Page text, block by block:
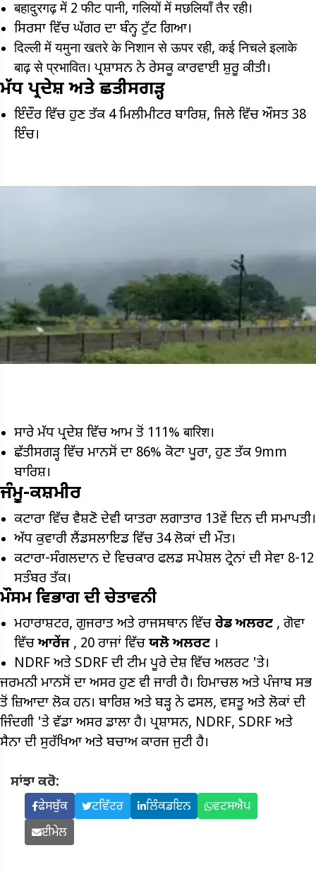
बहादुरगढ़ में 2 फीट पानी, गलियों में मछलियाँ तैर रही।
ਸਿਰਸਾ ਵਿੱਚ ਘੱਗਰ ਦਾ ਬੰਨ੍ਹ ਟੁੱਟ ਗਿਆ।
दिल्ली में यमुना खतरे के निशान से ऊपर रही, कई निचले इलाके
बाढ़ से प्रभावित। ਪ੍ਰਸ਼ਾਸਨ ਨੇ ਰੇਸਕੂ ਕਾਰਵਾਈ ਸ਼ੁਰੂ ਕੀਤੀ।
ਮੱਧ ਪ੍ਰਦੇਸ਼ ਅਤੇ ਛਤੀਸਗੜ੍ਹ
ਇੰਦੌਰ ਵਿੱਚ ਹੁਣ ਤੱਕ 4 ਮਿਲੀਮੀਟਰ ਬਾਰਿਸ਼, ਜਿਲੇ ਵਿੱਚ ਔਸਤ 38
ਇੰਚ।
ਸਾਰੇ ਮੱਧ ਪ੍ਰਦੇਸ਼ ਵਿੱਚ ਆਮ ਤੋਂ 111% बारिश।
ਛੱਤੀਸਗੜ੍ਹ ਵਿੱਚ ਮਾਨਸੋਂ ਦਾ 86% ਕੋਟਾ ਪੂਰਾ, ਹੁਣ ਤੱਕ 9mm
ਬਾਰਿਸ਼।
ਜੰਮੂ-ਕਸ਼ਮੀਰ
ਕਟਾਰਾ ਵਿੱਚ ਵੈਸ਼ਣੋ ਦੇਵੀ ਯਾਤਰਾ ਲਗਾਤਾਰ 13ਵੇਂ ਦਿਨ ਦੀ ਸਮਾਪਤੀ।
ਅੱਧ ਕੁਵਾਰੀ ਲੈਂਡਸਲਾਇਡ ਵਿੱਚ 34 ਲੋਕਾਂ ਦੀ ਮੌਤ।
ਕਟਾਰਾ-ਸੰਗਲਦਾਨ ਦੇ ਵਿਚਕਾਰ ਫਲਡ ਸਪੇਸ਼ਲ ਟ੍ਰੇਨਾਂ ਦੀ ਸੇਵਾ 8-12
ਸਤੰਬਰ ਤੱਕ।
ਮੌਸਮ ਵਿਭਾਗ ਦੀ ਚੇਤਾਵਨੀ
ਮਹਾਰਾਸ਼ਟਰ, ਗੁਜਰਾਤ ਅਤੇ ਰਾਜਸਥਾਨ ਵਿੱਚ ਰੇਡ ਅਲਰਟ , ਗੋਵਾ
ਵਿੱਚਆਰੇਂਜ , 20 ਰਾਜਾਂ ਵਿੱਚ ਯਲੋ ਅਲਰਟ ।
NDRF ਅਤੇ SDRF ਦੀ ਟੀਮ ਪੂਰੇ ਦੇਸ਼ ਵਿੱਚ ਅਲਰਟ 'ਤੇ।
ਜਰਮਨੀ ਮਾਨਸੋਂ ਦਾ ਅਸਰ ਹੁਣ ਵੀ ਜਾਰੀ ਹੈ। ਹਿਮਾਚਲ ਅਤੇ ਪੰਜਾਬ ਸਭ
ਤੋਂ ਜ਼ਿਆਦਾ ਲੋਕ ਹਨ। ਬਾਰਿਸ਼ ਅਤੇ ਬੜ੍ਹ ਨੇ ਫਸਲ, ਵਸਤੂ ਅਤੇ ਲੋਕਾਂ ਦੀ
ਜਿੰਦਗੀ 'ਤੇ ਵੱਡਾ ਅਸਰ ਡਾਲਾ ਹੈ। ਪ੍ਰਸ਼ਾਸਨ, NDRF, SDRF ਅਤੇ
ਸੈਨਾ ਦੀ ਸੁਰੱਖਿਆ ਅਤੇ ਬਚਾਅ ਕਾਰਜ ਜੁਟੀ ਹੈ।
ਸਾਂਝਾ ਕਰੋ:
ਫੇਸਬੁੱਕ ਟਵਿੱਟਰ ਲਿੰਕਡਇਨ
ਵਟਸਐਪ
ਈਮੇਲ